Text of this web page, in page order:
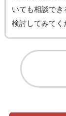
いても相談で
検討してみてく